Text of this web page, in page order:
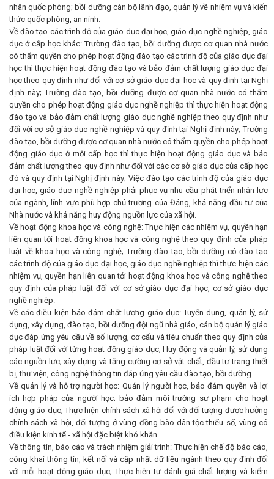
nhân quốc phòng; bồi dưỡng cán bộ lãnh đạo, quản lý về nhiệm vụ và kiến
thức quốc phòng, an ninh.
Về đào tạo các trình độ của giáo dục đại học, giáo dục nghề nghiệp, giáo
dục ở cấp học khác: Trường đào tạo, bồi dưỡng được cơ quan nhà nước
có thẩm quyền cho phép hoạt động đào tạo các trình độ của giáo dục đại
học thì thực hiện hoạt động đào tạo và bảo đảm chất lượng giáo dục đại
học theo quy định như đối với cơ sở giáo dục đại học và quy định tại Nghị
định này; Trường đào tạo, bồi dưỡng được cơ quan nhà nước có thẩm
quyền cho phép hoạt động giáo dục nghề nghiệp thì thực hiện hoạt động
đào tạo và bảo đảm chất lượng giáo dục nghề nghiệp theo quy định như
đối với cơ sở giáo dục nghề nghiệp và quy định tại Nghị định này; Trường
đào tạo, bồi dưỡng được cơ quan nhà nước có thẩm quyền cho phép hoạt
động giáo dục ở mỗi cấp học thì thực hiện hoạt động giáo dục và bảo
đảm chất lượng theo quy định như đối với các cơ sở giáo dục của cấp học
đó và quy định tại Nghị định này; Việc đào tạo các trình độ của giáo dục
đại học, giáo dục nghề nghiệp phải phục vụ nhu cầu phát triển nhân lực
của ngành, lĩnh vực phù hợp chủ trương của Đảng, khả năng đầu tư của
Nhà nước và khả năng huy động nguồn lực của xã hội.
Về hoạt động khoa học và công nghệ: Thực hiện các nhiệm vụ, quyền hạn
liên quan tới hoạt động khoa học và công nghệ theo quy định của pháp
luật về khoa học và công nghệ; Trường đào tạo, bồi dưỡng có đào tạo
các trình độ của giáo dục đại học, giáo dục nghề nghiệp thì thực hiện các
nhiệm vụ, quyền hạn liên quan tới hoạt động khoa học và công nghệ theo
quy định của pháp luật đối với cơ sở giáo dục đại học, cơ sở giáo dục
nghề nghiệp.
Về các điều kiện bảo đảm chất lượng giáo dục: Tuyển dụng, quản lý, sử
dụng, xây dựng, đào tạo, bồi dưỡng đội ngũ nhà giáo, cán bộ quản lý giáo
dục đáp ứng yêu cầu về số lượng, cơ cấu và tiêu chuẩn theo quy định của
pháp luật đối với từng hoạt động giáo dục; Huy động và quản lý, sử dụng
các nguồn lực; xây dựng và tăng cường cơ sở vật chất, đầu tư trang thiết
bị, thư viện, công nghệ thông tin đáp ứng yêu cầu đào tạo, bồi dưỡng.
Về quản lý và hỗ trợ người học: Quản lý người học, bảo đảm quyền và lợi
ích hợp pháp của người học; bảo đảm môi trường sư phạm cho hoạt
động giáo dục; Thực hiện chính sách xã hội đối với đối tượng được hưởng
chính sách xã hội, đối tượng ở vùng đồng bào dân tộc thiểu số, vùng có
điều kiện kinh tế - xã hội đặc biệt khó khăn.
Về thông tin, báo cáo và trách nhiệm giải trình: Thực hiện chế độ báo cáo,
công khai thông tin, kết nối và cập nhật dữ liệu ngành theo quy định đối
với mỗi hoạt động giáo dục; Thực hiện tự đánh giá chất lượng và kiểm